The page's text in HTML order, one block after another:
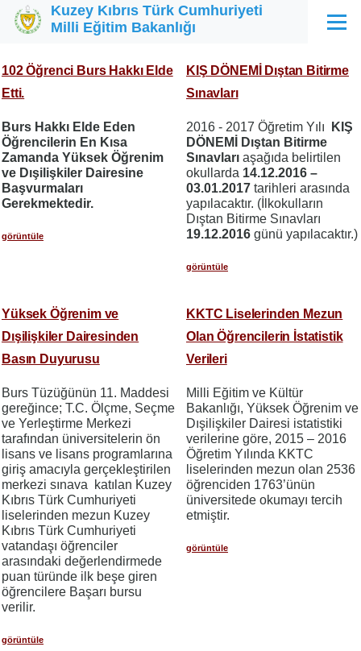
Ana içeriğe atla
Kuzey Kıbrıs Türk Cumhuriyeti
Milli Eğitim Bakanlığı
Menü
102 Öğrenci Burs Hakkı Elde
Etti.
Burs Hakkı Elde Eden
Öğrencilerin En Kısa
Zamanda Yüksek Öğrenim
ve Dışilişkiler Dairesine
Başvurmaları
Gerekmektedir.
görüntüle
KIŞ DÖNEMİ Dıştan Bitirme
Sınavları
2016 - 2017 Öğretim Yılı
KIŞ
DÖNEMİ Dıştan Bitirme
Sınavları aşağıda belirtilen
okullarda 14.12.2016 –
03.01.2017 tarihleri arasında
yapılacaktır. (İlkokulların
Dıştan Bitirme Sınavları
19.12.2016 günü yapılacaktır.)
görüntüle
Yüksek Öğrenim ve
Dışilişkiler Dairesinden
Basın Duyurusu
Burs Tüzüğünün 11. Maddesi
gereğince; T.C. Ölçme, Seçme
ve Yerleştirme Merkezi
tarafından üniversitelerin ön
lisans ve lisans programlarına
giriş amacıyla gerçekleştirilen
merkezi sınava katılan Kuzey
Kıbrıs Türk Cumhuriyeti
liselerinden mezun Kuzey
Kıbrıs Türk Cumhuriyeti
vatandaşı öğrenciler
arasındaki değerlendirmede
puan türünde ilk beşe giren
öğrencilere Başarı bursu
verilir.
görüntüle
KKTC Liselerinden Mezun
Olan Öğrencilerin İstatistik
Verileri
Milli Eğitim ve Kültür
Bakanlığı, Yüksek Öğrenim ve
Dışilişkiler Dairesi istatistiki
verilerine göre, 2015 – 2016
Öğretim Yılında KKTC
liselerinden mezun olan 2536
öğrenciden 1763’ünün
üniversitede okumayı tercih
etmiştir.
görüntüle